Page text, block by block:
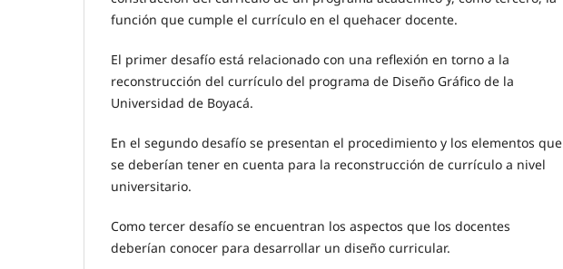
función que cumple el currículo en el quehacer docente.
El primer desafío está relacionado con una reflexión en torno a la
reconstrucción del currículo del programa de Diseño Gráfico de la
Universidad de Boyacá.
En el segundo desafío se presentan el procedimiento y los elementos que
se deberían tener en cuenta para la reconstrucción de currículo a nivel
universitario.
Como tercer desafío se encuentran los aspectos que los docentes
deberían conocer para desarrollar un diseño curricular.